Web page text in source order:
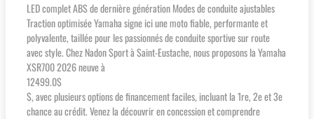
LED complet ABS de dernière génération Modes de conduite ajustables
Traction optimisée Yamaha signe ici une moto fiable, performante et
polyvalente, taillée pour les passionnés de conduite sportive sur route
avec style. Chez Nadon Sport à Saint-Eustache, nous proposons la Yamaha
XSR700 2026 neuve à
12499.0$
$, avec plusieurs options de financement faciles, incluant la 1re, 2e et 3e
chance au crédit. Venez la découvrir en concession et comprendre